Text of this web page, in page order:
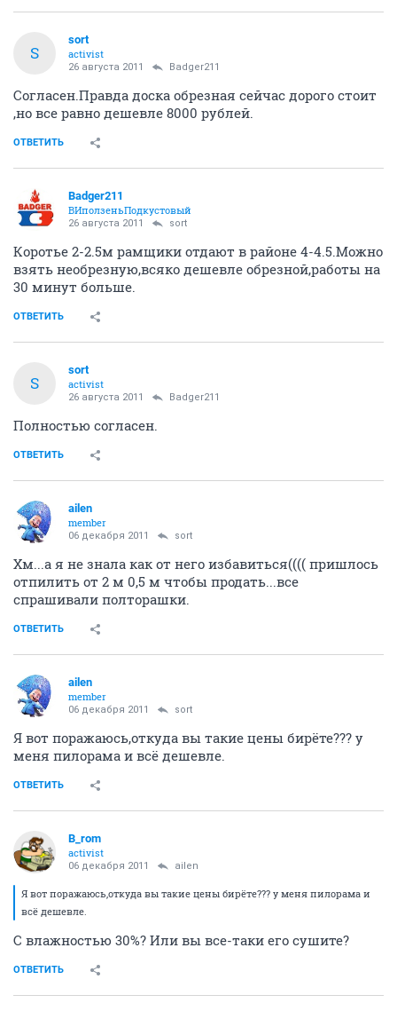
S
sort
activist
26 августа 2011 Badger211
Согласен.Правда доска обрезная сейчас дорого стоит
,но все равно дешевле 8000 рублей.
ОТВЕТИТЬ
Badger211
ВИползеньПодкустовый
26 августа 2011 sort
Коротье 2-2.5м рамщики отдают в районе 4-4.5.Можно
взять необрезную,всяко дешевле обрезной,работы на
30 минут больше.
ОТВЕТИТЬ
S
sort
activist
26 августа 2011 Badger211
Полностью согласен.
ОТВЕТИТЬ
ailen
member
06 декабря 2011 sort
Хм...а я не знала как от него избавиться(((( пришлось
отпилить от 2 м 0,5 м чтобы продать...все
спрашивали полторашки.
ОТВЕТИТЬ
ailen
member
06 декабря 2011 sort
Я вот поражаюсь,откуда вы такие цены бирёте??? у
меня пилорама и всё дешевле.
ОТВЕТИТЬ
B_rom
activist
06 декабря 2011 ailen
Я вот поражаюсь,откуда вы такие цены бирёте??? у меня пилорама и
всё дешевле.
С влажностью 30%? Или вы все-таки его сушите?
ОТВЕТИТЬ